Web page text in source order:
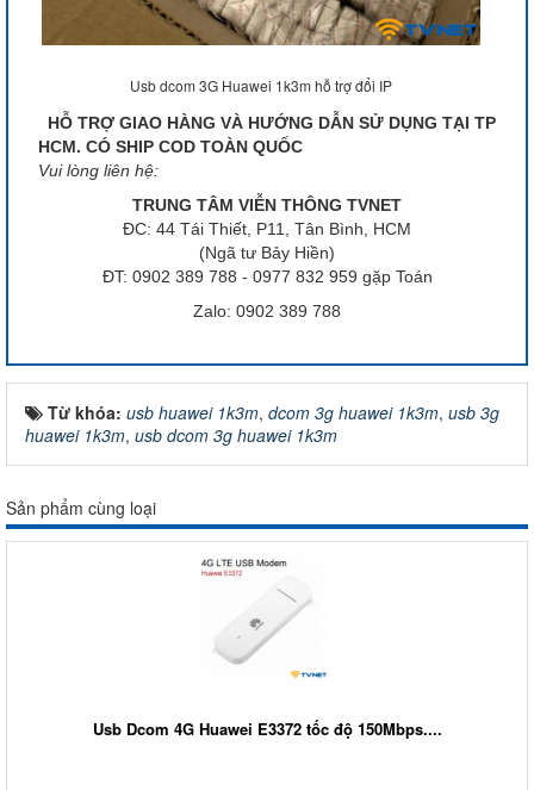
Usb dcom 3G Huawei 1k3m hỗ trợ đổi IP
HỖ TRỢ GIAO HÀNG VÀ HƯỚNG DẪN SỬ DỤNG TẠI TP
HCM. CÓ SHIP COD TOÀN QUỐC
Vui lòng liên hệ:
TRUNG TÂM VIỄN THÔNG TVNET
ĐC: 44 Tái Thiết, P11, Tân Bình, HCM
(Ngã tư Bảy Hiền)
ĐT: 0902 389 788 - 0977 832 959 gặp Toán
Zalo: 0902 389 788
Từ khóa: usb huawei 1k3m, dcom 3g huawei 1k3m, usb 3g
huawei 1k3m, usb dcom 3g huawei 1k3m
Sản phẩm cùng loại
Usb Dcom 4G Huawei E3372 tốc độ 150Mbps....